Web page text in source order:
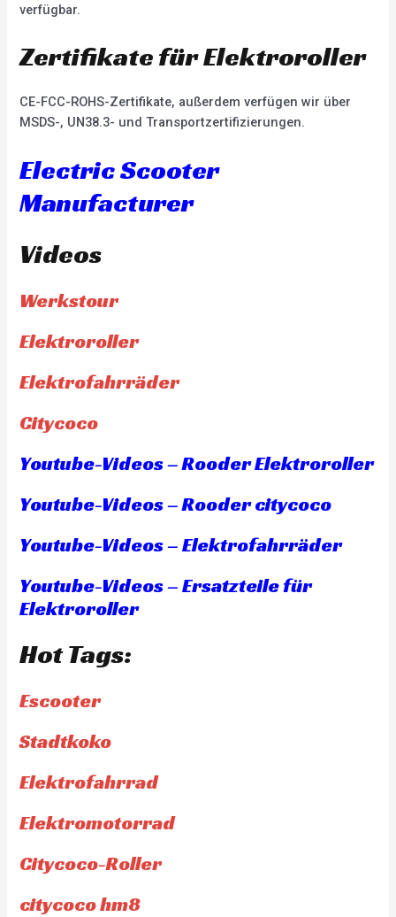
verfügbar.
Zertifikate für Elektroroller
CE-FCC-ROHS-Zertifikate, außerdem verfügen wir über
MSDS-, UN38.3- und Transportzertifizierungen.
Electric Scooter
Manufacturer
Videos
Werkstour
Elektroroller
Elektrofahrräder
Citycoco
Youtube-Videos – Rooder Elektroroller
Youtube-Videos – Rooder citycoco
Youtube-Videos – Elektrofahrräder
Youtube-Videos – Ersatzteile für
Elektroroller
Hot Tags:
Escooter
Stadtkoko
Elektrofahrrad
Elektromotorrad
Citycoco-Roller
citycoco hm8